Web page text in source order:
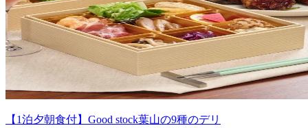
【1泊夕朝食付】Good stock葉山の9種のデリ